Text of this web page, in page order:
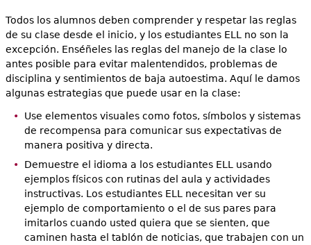
Todos los alumnos deben comprender y respetar las reglas
de su clase desde el inicio, y los estudiantes ELL no son la
excepción. Enséñeles las reglas del manejo de la clase lo
antes posible para evitar malentendidos, problemas de
disciplina y sentimientos de baja autoestima. Aquí le damos
algunas estrategias que puede usar en la clase:
Use elementos visuales como fotos, símbolos y sistemas
de recompensa para comunicar sus expectativas de
manera positiva y directa.
Demuestre el idioma a los estudiantes ELL usando
ejemplos físicos con rutinas del aula y actividades
instructivas. Los estudiantes ELL necesitan ver su
ejemplo de comportamiento o el de sus pares para
imitarlos cuando usted quiera que se sienten, que
caminen hasta el tablón de noticias, que trabajen con un